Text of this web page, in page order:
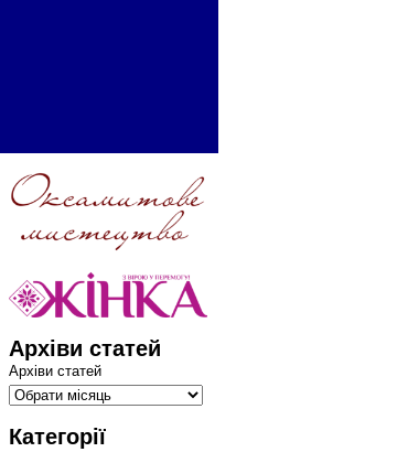
Архіви статей
Архіви статей
Категорії